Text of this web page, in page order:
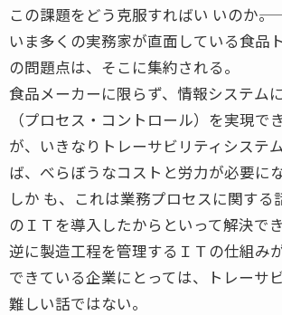
この課題をどう克服すればい いのか――。
いま多くの実務家が直面している食品
の問題点は、そこに集約される。
食品メーカーに限らず、情報システム
（プロセス・コントロール）を実現で
が、いきなりトレーサビリティシステ
ば、べらぼうなコストと労力が必要にな
しか も、これは業務プロセスに関する
のＩＴを導入したからといって解決で
逆に製造工程を管理するＩＴの仕組み
できている企業にとっては、トレーサ
難しい話ではない。